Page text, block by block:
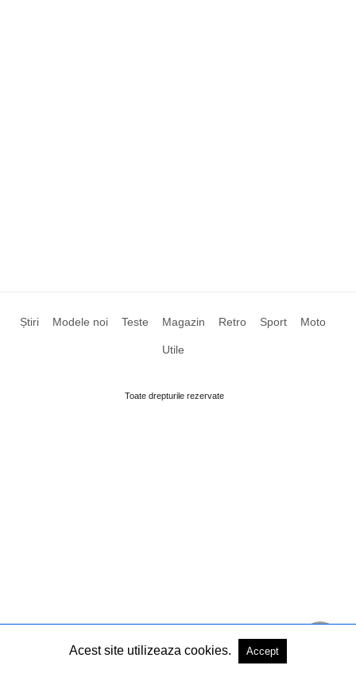
Știri Modele noi Teste Magazin Retro Sport Moto
Utile
Toate drepturile rezervate
Acest site utilizeaza cookies. Accept